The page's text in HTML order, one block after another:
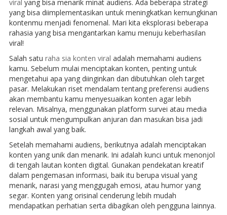
viral yang bisa menarik minat audiens. Ada beberapa strategi
yang bisa diimplementasikan untuk meningkatkan kemungkinan
kontenmu menjadi fenomenal. Mari kita eksplorasi beberapa
rahasia yang bisa mengantarkan kamu menuju keberhasilan
viral!
Salah satu raha sia konten viral adalah memahami audiens
kamu. Sebelum mulai menciptakan konten, penting untuk
mengetahui apa yang diinginkan dan dibutuhkan oleh target
pasar. Melakukan riset mendalam tentang preferensi audiens
akan membantu kamu menyesuaikan konten agar lebih
relevan. Misalnya, menggunakan platform survei atau media
sosial untuk mengumpulkan anjuran dan masukan bisa jadi
langkah awal yang baik.
Setelah memahami audiens, berikutnya adalah menciptakan
konten yang unik dan menarik. Ini adalah kunci untuk menonjol
di tengah lautan konten digital. Gunakan pendekatan kreatif
dalam pengemasan informasi, baik itu berupa visual yang
menarik, narasi yang menggugah emosi, atau humor yang
segar. Konten yang orisinal cenderung lebih mudah
mendapatkan perhatian serta dibagikan oleh pengguna lainnya.